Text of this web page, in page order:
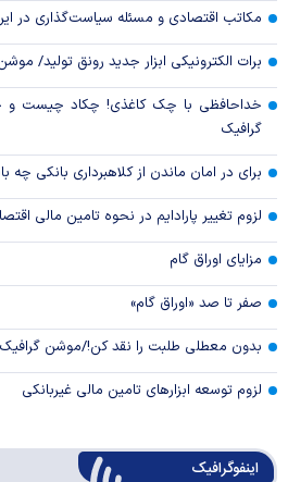
مکاتب اقتصادی و مسئله سیاست‌گذاری در
برات الکترونیکی ابزار جدید رونق تولید/
خداحافظی با چک کاغذی! چکاد چیست و
گرافیک
برای در امان ماندن از کلاهبرداری بانکی چه
لزوم تغییر پارادایم در نحوه تامین مالی
مزایای اوراق گام
صفر تا صد «اوراق گام»
بدون معطلی طلبت را نقد کن!/موشن گرافیک
لزوم توسعه ابزارهای تامین مالی غیربانکی
اینفوگرافیک